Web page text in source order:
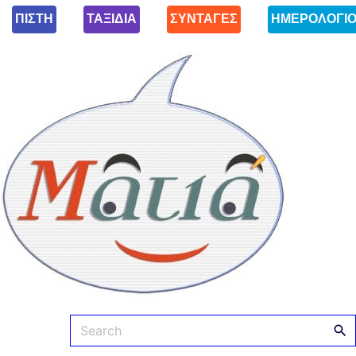
ΠΙΣΤΗ ΤΑΞΙΔΙΑ ΣΥΝΤΑΓΕΣ ΗΜΕΡΟΛΟΓΙΟ